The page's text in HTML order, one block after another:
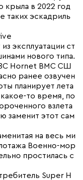
крыла в 2022 год
таких эскадриль
эксплуатации ст
нового типа.
Hornet ВМС СШ
ранее озвучен
планирует лета
то время, по
взлета
заменит этот сам
на весь ми
Военно-мор
простилась с
Super H